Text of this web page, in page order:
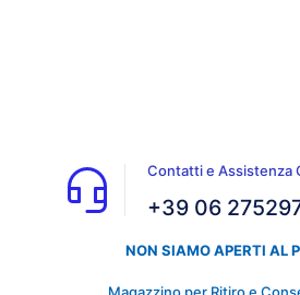
Contatti e Assistenza
+39 06
NON SIAMO APERTI AL